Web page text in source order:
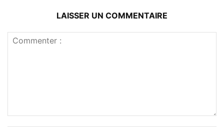
LAISSER UN COMMENTAIRE